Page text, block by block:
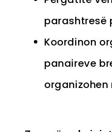
parashtresë
Koordinon
panaireve
organizohen